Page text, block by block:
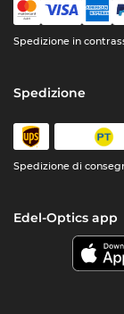
Spedizione in
Spedizione
Spedizione di
Edel-Optics app